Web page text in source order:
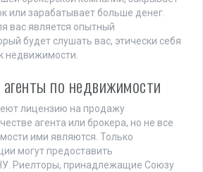
или зарабатывает больше денег.
вас является опытный
будет слушать вас, этически себя
недвижимости.
по недвижимости
лицензию на продажу
агента или брокера, но не все
ими являются. Только
могут предоставить
Риелторы, принадлежащие Союзу